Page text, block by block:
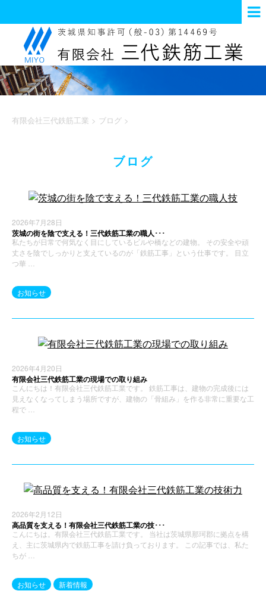
有限会社三代鉄筋工業 > ブログ >
ブログ
2026年7月28日
茨城の街を陰で支える！三代鉄筋工業の職人･･･
私たちが日常で何気なく目にしているビルや橋などの建物。 その安全や頑
丈さを陰でしっかりと支えているのが「鉄筋工事」という仕事です。 目立
つ華 …
お知らせ
2026年4月20日
有限会社三代鉄筋工業の現場での取り組み
こんにちは！有限会社三代鉄筋工業です。 鉄筋工事は、建物の完成後には
見えなくなってしまう場所ですが、建物の「骨組み」を作る非常に重要な工
程で …
お知らせ
2026年2月12日
高品質を支える！有限会社三代鉄筋工業の技･･･
こんにちは。有限会社三代鉄筋工業です。 当社は茨城県那珂郡に拠点を構
え、主に茨城県内で鉄筋工事を請け負っております。 この記事では、私た
ちが …
お知らせ 新着情報